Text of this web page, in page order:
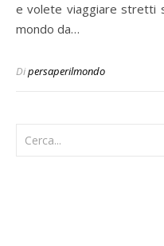
e volete viaggiare stretti
mondo da…
Dipersaperilmondo